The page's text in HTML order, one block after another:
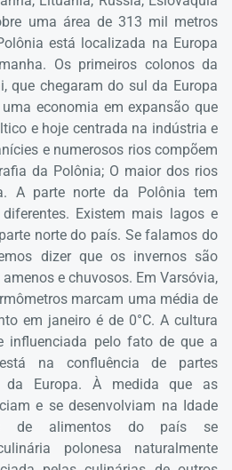
uma área de 313 mil metros
está localizada na Europa
Os primeiros colonos da
que chegaram do sul da Europa
economia em expansão que
e hoje centrada na indústria e
e numerosos rios compõem
da Polônia; O maior dos rios
A parte norte da Polônia tem
Existem mais lagos e
norte do país. Se falamos do
dizer que os invernos são
e chuvosos. Em Varsóvia,
marcam uma média de
em janeiro é de 0°C. A cultura
influenciada pelo fato de que a
na confluência de partes
da Europa. À medida que as
e se desenvolviam na Idade
de alimentos do país se
polonesa naturalmente